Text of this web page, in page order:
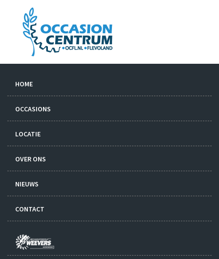
HOME
OCCASIONS
LOCATIE
OVER ONS
NIEUWS
CONTACT